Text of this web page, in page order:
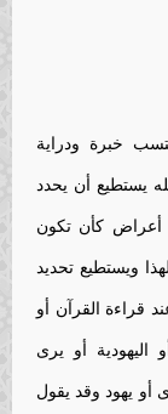
خبرة ودراية
يستطيع أن يحدد
كأن تكون
ويستطيع تحديد
قراءة القرآن أو
اليهودية أو يرى
أو يهود وقد يقول